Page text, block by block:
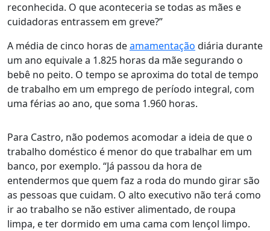
reconhecida. O que aconteceria se todas as mães e
cuidadoras entrassem em greve?”
A média de cinco horas deamamentação diária durante
um ano equivale a 1.825 horas da mãe segurando o
bebê no peito. O tempo se aproxima do total de tempo
de trabalho em um emprego de período integral, com
uma férias ao ano, que soma 1.960 horas.
Para Castro, não podemos acomodar a ideia de que o
trabalho doméstico é menor do que trabalhar em um
banco, por exemplo. “Já passou da hora de
entendermos quequem faz a roda do mundo girar são
as pessoas que cuidam. O alto executivo não terá como
ir ao trabalho se não estiver alimentado, de roupa
limpa, e ter dormido em uma cama com lençol limpo.